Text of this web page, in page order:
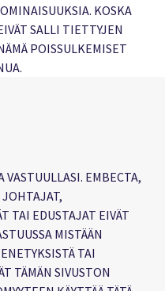
KOSKA
SALLI TIETTYJEN
POISSULKEMISET
VASTUULLASI. EMBECTA,
TAI EDUSTAJAT EIVÄT
MISTÄÄN
TAI
TÄMÄN SIVUSTON